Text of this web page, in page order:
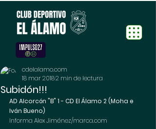
Subidón!!!
cdelalamo.com
18 mar 20182 min de lectura
AD Alcorcón "B" 1 - CD El Álamo 2 (Moha e
Iván Bueno)
Informa Alex Jiménez/marca.com